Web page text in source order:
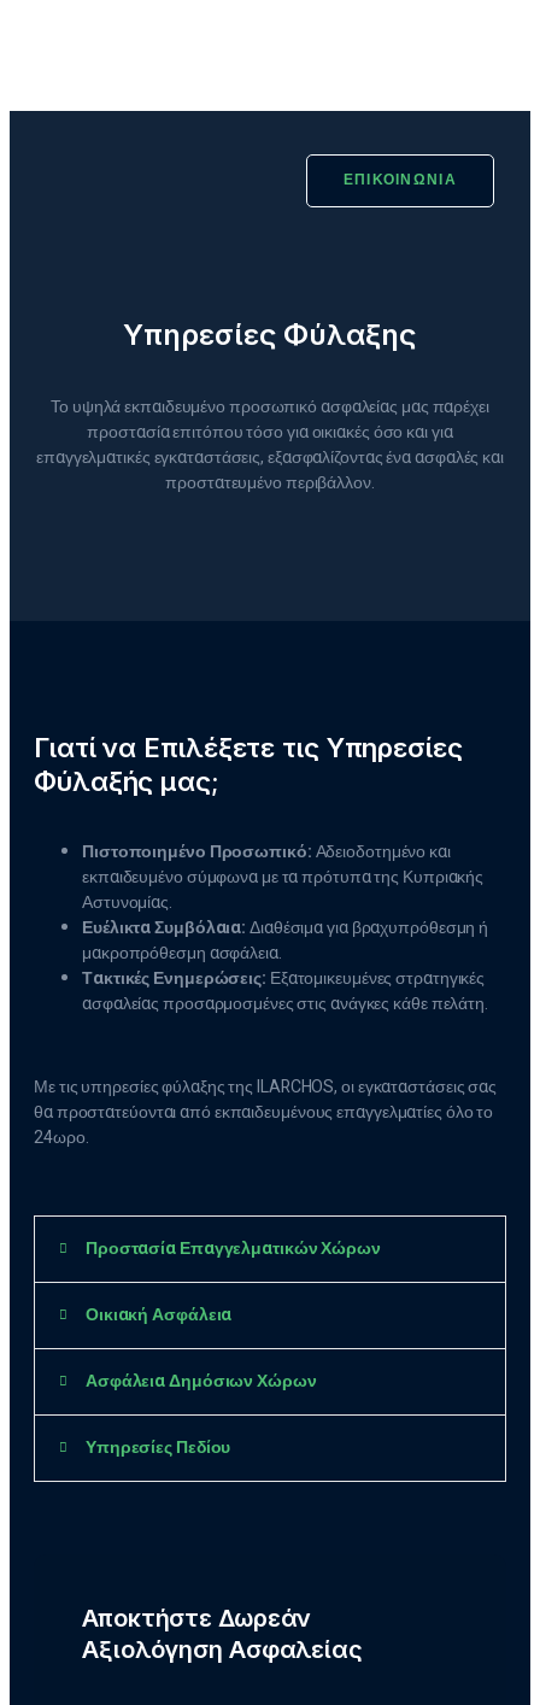
ΕΠΙΚΟΙΝΩΝΙΑ
Υπηρεσίες Φύλαξης
Το υψηλά εκπαιδευμένο προσωπικό ασφαλείας μας παρέχει
προστασία επιτόπου τόσο για οικιακές όσο και για
επαγγελματικές εγκαταστάσεις, εξασφαλίζοντας ένα ασφαλές και
προστατευμένο περιβάλλον.
Προστασία Επαγγελματικών Χώρων
Οικιακή Ασφάλεια
Ασφάλεια Δημόσιων Χώρων
Υπηρεσίες Πεδίου
Αποκτήστε Δωρεάν
Αξιολόγηση Ασφαλείας
Γιατί να Επιλέξετε τις Υπηρεσίες
Φύλαξής μας;
Πιστοποιημένο Προσωπικό:Αδειοδοτημένο και
εκπαιδευμένο σύμφωνα με τα πρότυπα της Κυπριακής
Αστυνομίας.
Ευέλικτα Συμβόλαια:Διαθέσιμα για βραχυπρόθεσμη ή
μακροπρόθεσμη ασφάλεια.
Τακτικές Ενημερώσεις: Εξατομικευμένες στρατηγικές
ασφαλείας προσαρμοσμένες στις ανάγκες κάθε πελάτη.
Με τις υπηρεσίες φύλαξης της ILARCHOS, οι εγκαταστάσεις σας
θα προστατεύονται από εκπαιδευμένους επαγγελματίες όλο το
24ωρο.